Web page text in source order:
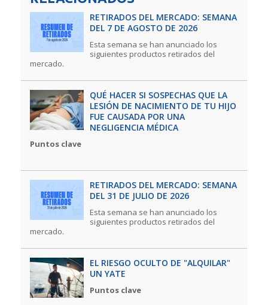
RETIRADOS DEL MERCADO: SEMANA
DEL 7 DE AGOSTO DE 2026
Esta semana se han anunciado los
siguientes productos retirados del
mercado.
QUÉ HACER SI SOSPECHAS QUE LA
LESIÓN DE NACIMIENTO DE TU HIJO
FUE CAUSADA POR UNA
NEGLIGENCIA MÉDICA
Puntos clave
RETIRADOS DEL MERCADO: SEMANA
DEL 31 DE JULIO DE 2026
Esta semana se han anunciado los
siguientes productos retirados del
mercado.
EL RIESGO OCULTO DE "ALQUILAR"
UN YATE
Puntos clave